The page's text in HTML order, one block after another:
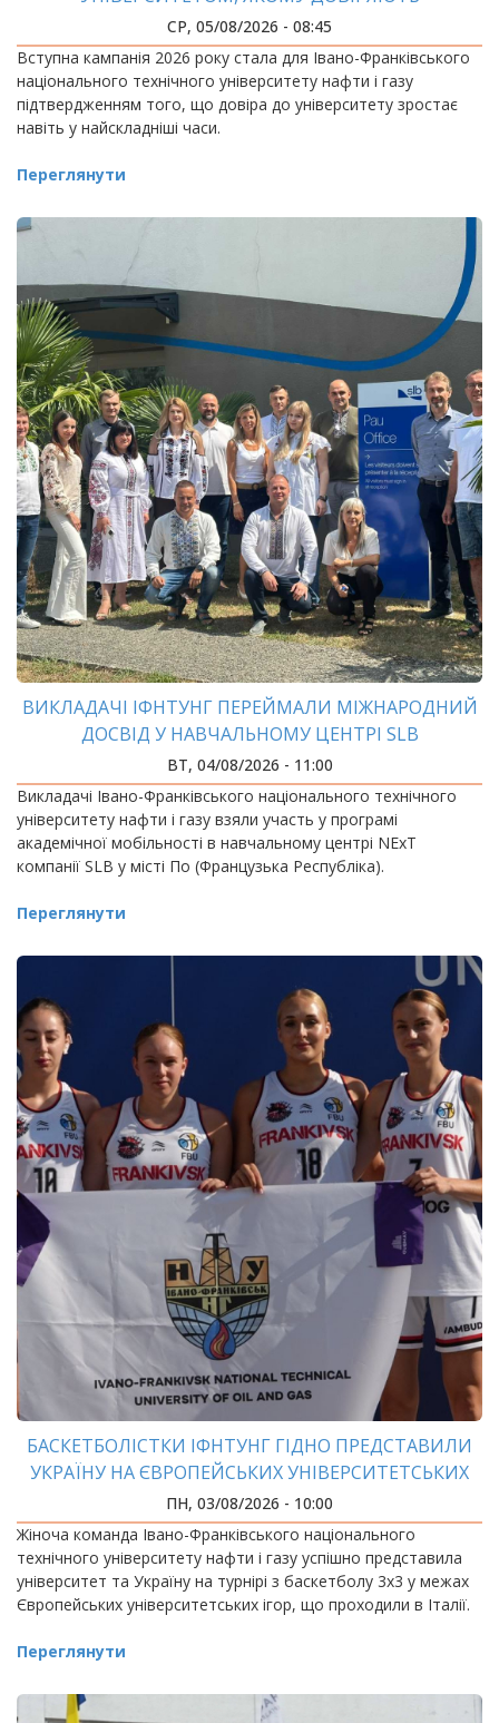
СР, 05/08/2026 - 08:45
Вступна кампанія 2026 року стала для Івано-Франківського
національного технічного університету нафти і газу
підтвердженням того, що довіра до університету зростає
навіть у найскладніші часи.
Переглянути
ВИКЛАДАЧІ ІФНТУНГ ПЕРЕЙМАЛИ МІЖНАРОДНИЙ
ДОСВІД У НАВЧАЛЬНОМУ ЦЕНТРІ SLB
ВТ, 04/08/2026 - 11:00
Викладачі Івано-Франківського національного технічного
університету нафти і газу взяли участь у програмі
академічної мобільності в навчальному центрі NExT
компанії SLB у місті По (Французька Республіка).
Переглянути
БАСКЕТБОЛІСТКИ ІФНТУНГ ГІДНО ПРЕДСТАВИЛИ
УКРАЇНУ НА ЄВРОПЕЙСЬКИХ УНІВЕРСИТЕТСЬКИХ
ІГРАХ
ПН, 03/08/2026 - 10:00
Жіноча команда Івано-Франківського національного
технічного університету нафти і газу успішно представила
університет та Україну на турнірі з баскетболу 3х3 у межах
Європейських університетських ігор, що проходили в Італії.
Переглянути